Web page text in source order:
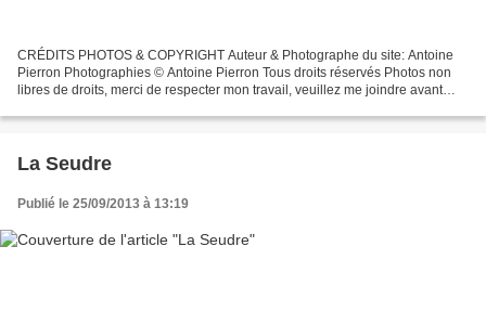
CRÉDITS PHOTOS & COPYRIGHT Auteur & Photographe du site: Antoine
Pierron Photographies © Antoine Pierron Tous droits réservés Photos non
libres de droits, merci de respecter mon travail, veuillez me joindre avant
La Seudre
Publié le 25/09/2013 à 13:19